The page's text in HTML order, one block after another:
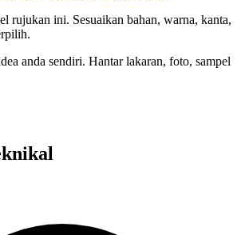
rujukan ini. Sesuaikan bahan, warna, kanta,
anda sendiri. Hantar lakaran, foto, sampel